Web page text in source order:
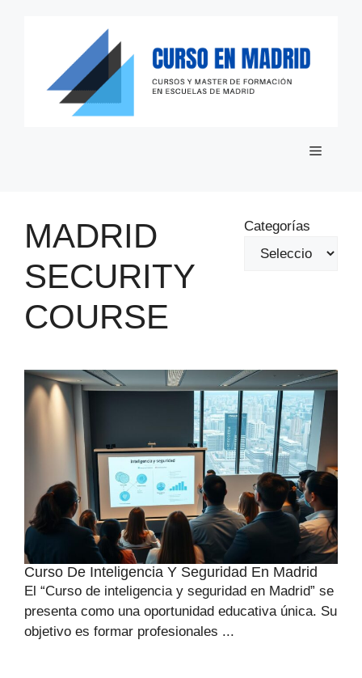
Menú
MADRID
SECURITY
COURSE
Categorías
Curso De Inteligencia Y Seguridad En Madrid
El “Curso de inteligencia y seguridad en Madrid” se
presenta como una oportunidad educativa única. Su
objetivo es formar profesionales ...